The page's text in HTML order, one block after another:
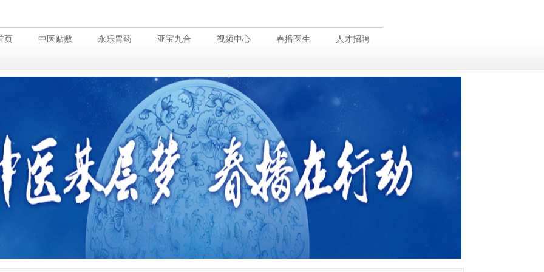
页 中医贴敷 永乐胃药 亚宝九合 视频中心 春播医生 人才招聘